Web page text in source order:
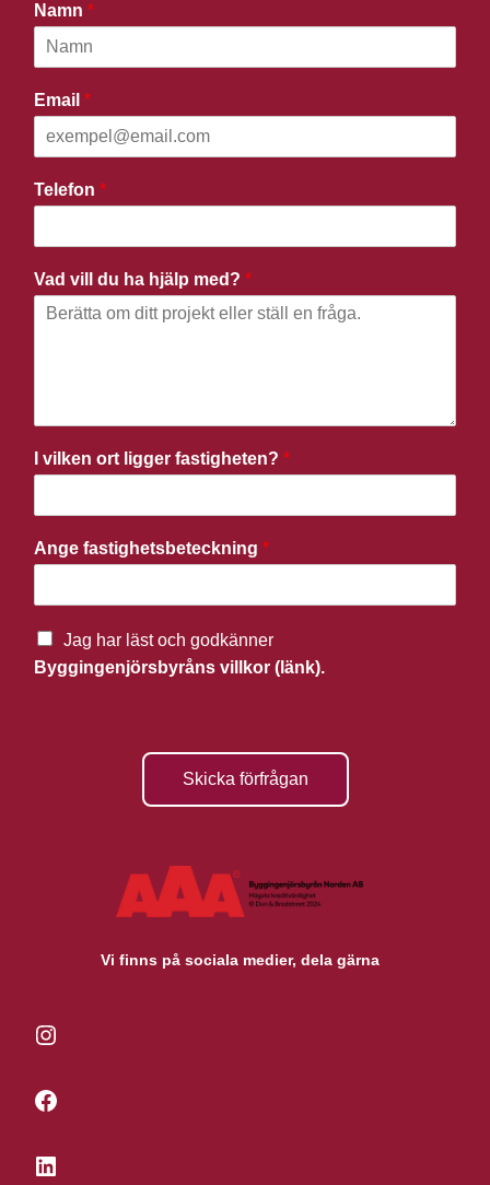
Namn *
Email *
Telefon *
Vad vill du ha hjälp med? *
I vilken ort ligger fastigheten? *
Ange fastighetsbeteckning *
Jag har läst och godkänner
Byggingenjörsbyråns villkor (länk).
Skicka förfrågan
Vi finns på sociala medier, dela gärna
Instagram
Facebook
LinkedIn